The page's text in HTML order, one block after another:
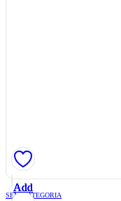
Add
SEM CATEGORIA
Add
Add
Add
Add